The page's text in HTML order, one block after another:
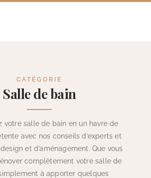
CATÉGORIE
Salle de bain
votre salle de bain en un havre de
avec nos conseils d’experts et
et d’aménagement. Que vous
complètement votre salle de
à apporter quelques